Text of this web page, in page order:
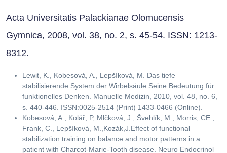
Acta Universitatis Palackianae Olomucensis
Gymnica, 2008, vol. 38, no. 2, s. 45-54. ISSN: 1213-
8312.
Lewit, K., Kobesová, A., Lepšíková, M. Das tiefe
stabilisierende System der Wirbelsäule Seine Bedeutung für
funktionelles Denken. Manuelle Medizin, 2010, vol. 48, no. 6,
s. 440-446. ISSN:0025-2514 (Print) 1433-0466 (Online).
Kobesová, A., Kolář, P, Mlčková, J., Švehlík, M., Morris, CE.,
Frank, C., Lepšíková, M.,Kozák,J.Effect of functional
stabilization training on balance and motor patterns in a
patient with Charcot-Marie-Tooth disease. Neuro Endocrinol